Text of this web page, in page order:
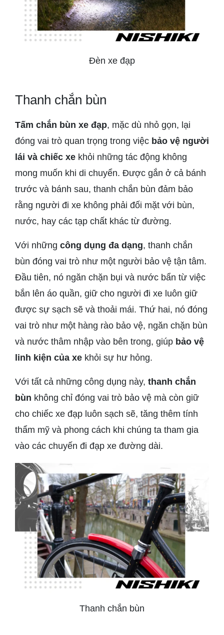
Đèn xe đạp
Thanh chắn bùn
Tấm chắn bùn xe đạp, mặc dù nhỏ gọn, lại
đóng vai trò quan trọng trong việc bảo vệ người
lái và chiếc xe khỏi những tác động không
mong muốn khi di chuyển. Được gắn ở cả bánh
trước và bánh sau, thanh chắn bùn đảm bảo
rằng người đi xe không phải đối mặt với bùn,
nước, hay các tạp chất khác từ đường.
Với những công dụng đa dạng, thanh chắn
bùn đóng vai trò như một người bảo vệ tận tâm.
Đầu tiên, nó ngăn chặn bụi và nước bẩn từ việc
bắn lên áo quần, giữ cho người đi xe luôn giữ
được sự sạch sẽ và thoải mái. Thứ hai, nó đóng
vai trò như một hàng rào bảo vệ, ngăn chặn bùn
và nước thâm nhập vào bên trong, giúp bảo vệ
linh kiện của xe khỏi sự hư hỏng.
Với tất cả những công dụng này, thanh chắn
bùn không chỉ đóng vai trò bảo vệ mà còn giữ
cho chiếc xe đạp luôn sạch sẽ, tăng thêm tính
thẩm mỹ và phong cách khi chúng ta tham gia
vào các chuyến đi đạp xe đường dài.
Thanh chắn bùn